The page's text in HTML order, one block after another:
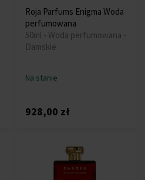
Roja Parfums Enigma Woda
perfumowana
50ml - Woda perfumowana -
Damskie
Na stanie
928,00 zł